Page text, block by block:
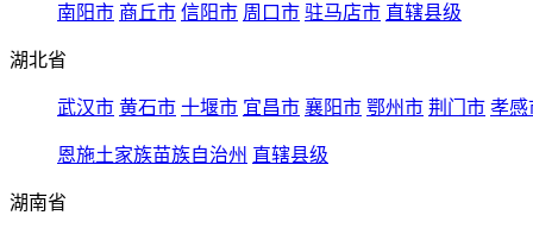
南阳市 商丘市 信阳市 周口市 驻马店市 直辖县级
湖北省
武汉市 黄石市 十堰市 宜昌市 襄阳市 鄂州市 荆门市 孝感
恩施土家族苗族自治州 直辖县级
湖南省